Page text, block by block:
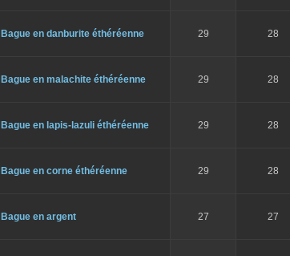
Bague en danburite éthéréenne 29 28
Bague en malachite éthéréenne 29 28
Bague en lapis-lazuli éthéréenne 29 28
Bague en corne éthéréenne 29 28
Bague en argent 27 27